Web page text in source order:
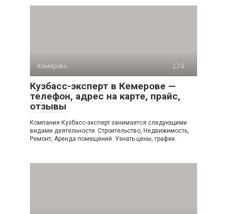
Кемерово 0
Кузбасс-эксперт в Кемерове —
телефон, адрес на карте, прайс,
отзывы
Компания Кузбасс-эксперт занимается следующими
видами деятельности: Строительство, Недвижимость,
Ремонт, Аренда помещений. Узнать цены, график